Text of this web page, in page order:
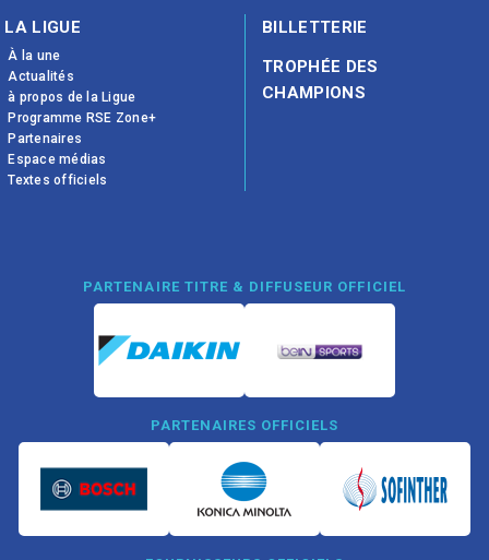
LA LIGUE
À la une
Actualités
à propos de la Ligue
Programme RSE Zone+
Partenaires
Espace médias
Textes officiels
BILLETTERIE
TROPHÉE DES
CHAMPIONS
PARTENAIRE TITRE & DIFFUSEUR OFFICIEL
PARTENAIRES OFFICIELS